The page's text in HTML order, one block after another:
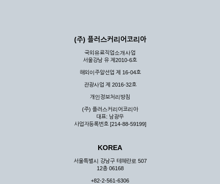
(주) 플러스커리어코리아
국외유료직업소개사업
서울강남 유 제2010-6호
해외이주알선업 제 16-04호
관광사업 제 2016-32호
개인정보처리방침
(주) 플러스커리어코리아
대표: 남광우
사업자등록번호 [214-88-59199]
KOREA
서울특별시 강남구 테헤란로 507
12층 06168
+82-2-561-6306